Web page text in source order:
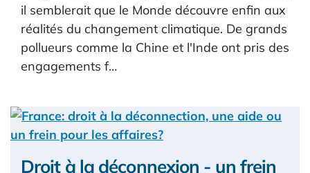
il semblerait que le Monde découvre enfin aux
réalités du changement climatique. De grands
pollueurs comme la Chine et l'Inde ont pris des
engagements f…
Droit à la déconnexion - un frein